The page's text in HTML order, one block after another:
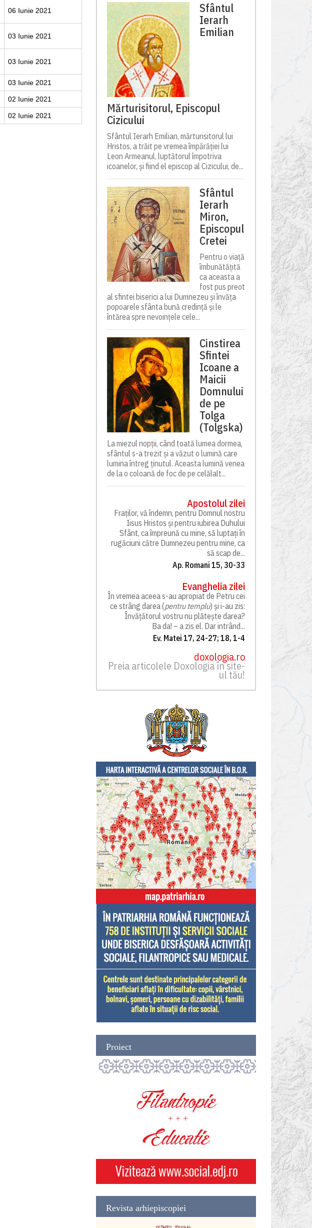
06 Iunie 2021
03 Iunie 2021
03 Iunie 2021
03 Iunie 2021
02 Iunie 2021
02 Iunie 2021
Sfântul
Ierarh
Emilian
Mărturisitorul, Episcopul
Cizicului
Sfântul Ierarh Emilian, mărturisitorul lui
Hristos, a trăit pe vremea împărăției lui
Leon Armeanul, luptătorul împotriva
icoanelor, și fiind el episcop al Cizicului, de...
Sfântul
Ierarh
Miron,
Episcopul
Cretei
Pentru o viață
îmbunătățită
ca aceasta a
fost pus preot
al sfintei biserici a lui Dumnezeu și învăța
popoarele sfânta bună credință și le
întărea spre nevoințele cele...
Cinstirea
Sfintei
Icoane a
Maicii
Domnului
de pe
Tolga
(Tolgska)
La miezul nopții, când toată lumea dormea,
sfântul s-a trezit și a văzut o lumină care
lumina întreg ținutul. Aceasta lumină venea
de la o coloană de foc de pe celălalt...
Apostolul zilei
Fraților, vă îndemn, pentru Domnul nostru
Iisus Hristos și pentru iubirea Duhului
Sfânt, ca împreună cu mine, să luptați în
rugăciuni către Dumnezeu pentru mine, ca
să scap de...
Ap. Romani 15, 30-33
Evanghelia zilei
În vremea aceea s-au apropiat de Petru cei
ce strâng darea (pentru templu) și i-au zis:
Învățătorul vostru nu plătește darea?
Ba da! – a zis el. Dar intrând...
Ev. Matei 17, 24-27; 18, 1-4
doxologia.ro
Preia articolele Doxologia în site-
ul tău!
Proiect
Revista arhiepiscopiei